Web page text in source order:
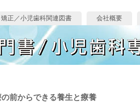
矯正／小児歯科関連図書 会社概要
前からできる養生と療養